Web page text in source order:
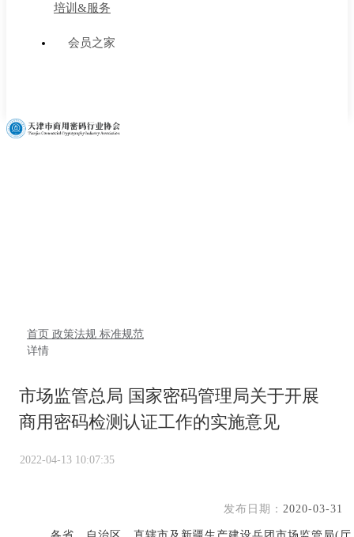
培训&服务
会员之家
首页 政策法规 标准规范
详情
市场监管总局 国家密码管理局关于开展
商用密码检测认证工作的实施意见
2022-04-13 10:07:35
发布日期： 2020-03-31